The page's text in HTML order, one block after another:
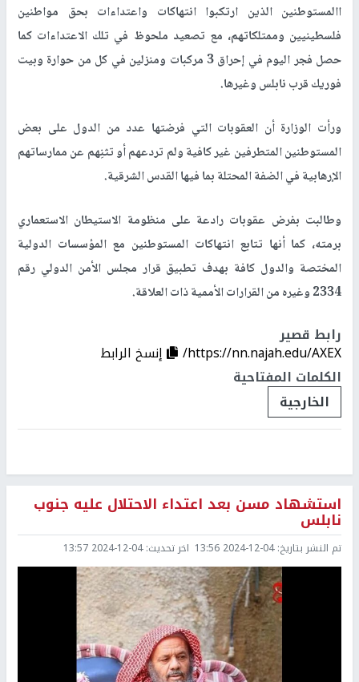
االمستوطنين الذين ارتكبوا انتهاكات واعتداءات بحق مواطنين
فلسطينيين وممتلكاتهم، مع تصعيد ملحوظ في تلك الاعتداءات كما
حصل فجر اليوم في إحراق 3 مركبات ومنزلين في كل من حوارة وبيت
فوريك قرب نابلس وغيرها.
ورأت الوزارة أن العقوبات التي فرضتها عدد من الدول على بعض
المستوطنين المتطرفين غير كافية ولم تردعهم أو تثنِهم عن ممارساتهم
الإرهابية في الضفة المحتلة بما فيها القدس الشرقية.
وطالبت بفرض عقوبات رادعة على منظومة الاستيطان الاستعماري
برمته، كما أنها تتابع انتهاكات المستوطنين مع المؤسسات الدولية
المختصة والدول كافة بهدف تطبيق قرار مجلس الأمن الدولي رقم
2334 وغيره من القرارات الأممية ذات العلاقة.
رابط قصير
https://nn.najah.edu/AXEX/
إنسخ الرابط
الكلمات المفتاحية
الخارجية
استشهاد مسن بعد اعتداء الاحتلال عليه جنوب
نابلس
تم النشر بتاريخ:2024-12-04 13:56 اخر تحديث:2024-12-04 13:57